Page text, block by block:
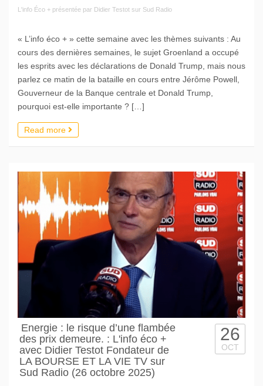
L'info Éco + présentée par Didier Testot sur Sud Radio
« L’info éco + » cette semaine avec les thèmes suivants : Au
cours des dernières semaines, le sujet Groenland a occupé
les esprits avec les déclarations de Donald Trump, mais nous
parlez ce matin de la bataille en cours entre Jérôme Powell,
Gouverneur de la Banque centrale et Donald Trump,
pourquoi est-elle importante ? […]
Read more
Energie : le risque d’une flambée
des prix demeure. : L'info éco +
avec Didier Testot Fondateur de
LA BOURSE ET LA VIE TV sur
Sud Radio (26 octobre 2025)
26
OCT